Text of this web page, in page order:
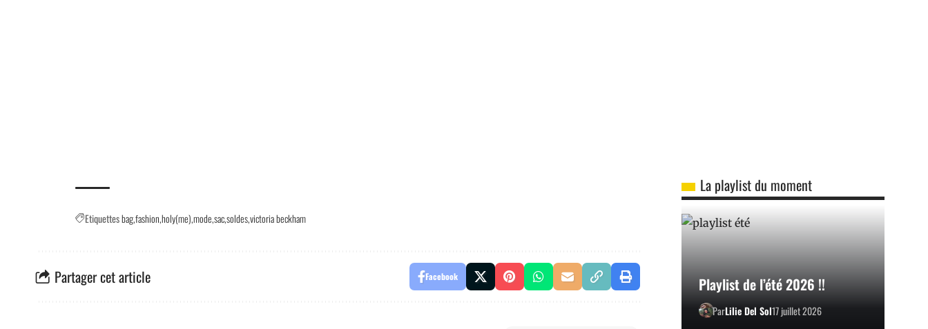
Etiquettesbagfashionholy(me)modesacsoldesvictoria beckham
Partager cet article Facebook
La playlist du moment
Playlist de l’été 2026 !!
ParLilie Del Sol17 juillet 2026